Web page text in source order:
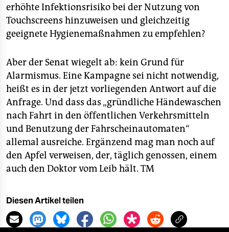
erhöhte Infektionsrisiko bei der Nutzung von
Touchscreens hinzuweisen und gleichzeitig
geeignete Hygienemaßnahmen zu empfehlen?
Aber der Senat wiegelt ab: kein Grund für
Alarmismus. Eine Kampagne sei nicht notwendig,
heißt es in der jetzt vorliegenden Antwort auf die
Anfrage. Und dass das „gründliche Händewaschen
nach Fahrt in den öffentlichen Verkehrsmitteln
und Benutzung der Fahrscheinautomaten“
allemal ausreiche. Ergänzend mag man noch auf
den Apfel verweisen, der, täglich genossen, einem
auch den Doktor vom Leib hält. TM
Diesen Artikel teilen